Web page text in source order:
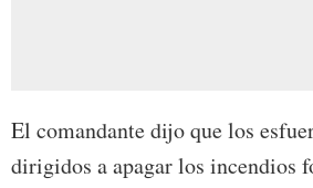
El comandante dijo que los
dirigidos a apagar los incendios